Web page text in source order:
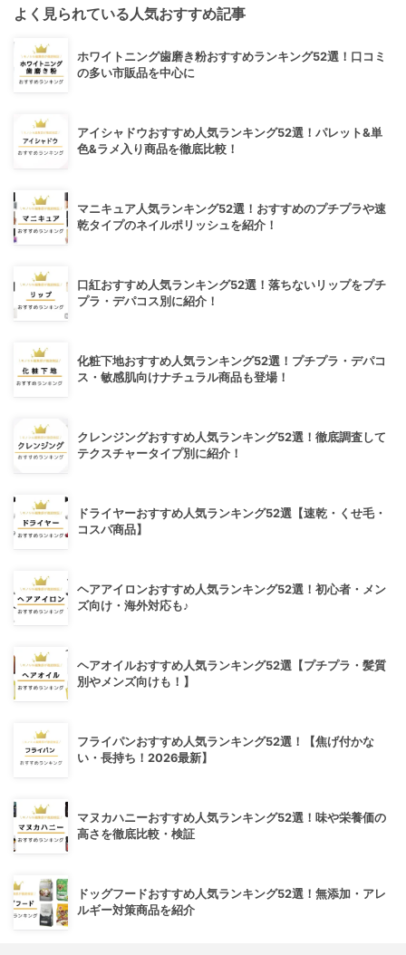
よく見られている人気おすすめ記事
ホワイトニング歯磨き粉おすすめランキング52選！口コミ
の多い市販品を中心に
アイシャドウおすすめ人気ランキング52選！パレット&単
色&ラメ入り商品を徹底比較！
マニキュア人気ランキング52選！おすすめのプチプラや速
乾タイプのネイルポリッシュを紹介！
口紅おすすめ人気ランキング52選！落ちないリップをプチ
プラ・デパコス別に紹介！
化粧下地おすすめ人気ランキング52選！プチプラ・デパコ
ス・敏感肌向けナチュラル商品も登場！
クレンジングおすすめ人気ランキング52選！徹底調査して
テクスチャータイプ別に紹介！
ドライヤーおすすめ人気ランキング52選【速乾・くせ毛・
コスパ商品】
ヘアアイロンおすすめ人気ランキング52選！初心者・メン
ズ向け・海外対応も♪
ヘアオイルおすすめ人気ランキング52選【プチプラ・髪質
別やメンズ向けも！】
フライパンおすすめ人気ランキング52選！【焦げ付かな
い・長持ち！2026最新】
マヌカハニーおすすめ人気ランキング52選！味や栄養価の
高さを徹底比較・検証
ドッグフードおすすめ人気ランキング52選！無添加・アレ
ルギー対策商品を紹介